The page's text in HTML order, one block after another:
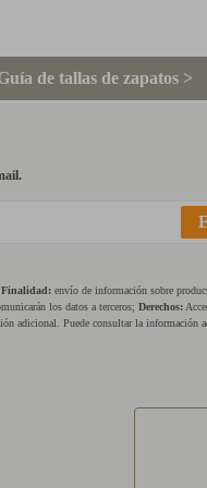
de tallas de zapatos >
Finalidad: envío de información sobre
los datos a terceros; Derechos:
adicional. Puede consultar la información